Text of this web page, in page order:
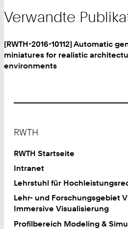
Verwandte
[RWTH-2016-10112] Automatic
miniatures for realistic
environments
RWTH
RWTH Startseite
Intranet
Lehrstuhl für
Lehr- und Forschungsgebiet
Immersive Visualisierung
Profilbereich Modeling &